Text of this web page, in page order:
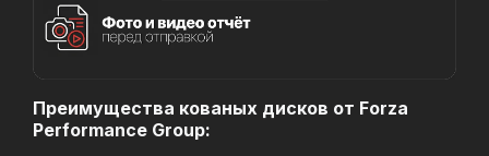
Преимущества кованых дисков от Forza
Performance Group: